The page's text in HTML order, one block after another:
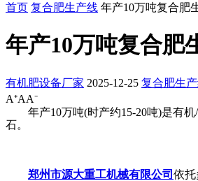
首页 复合肥生产线 年产10万吨复合肥
年产10万吨复合肥
有机肥设备厂家 2025-12-25 复合肥生
A⁺AA⁻
年产10万吨(时产约15-20吨)是有机
石。
郑州市源大重工机械有限公司 依